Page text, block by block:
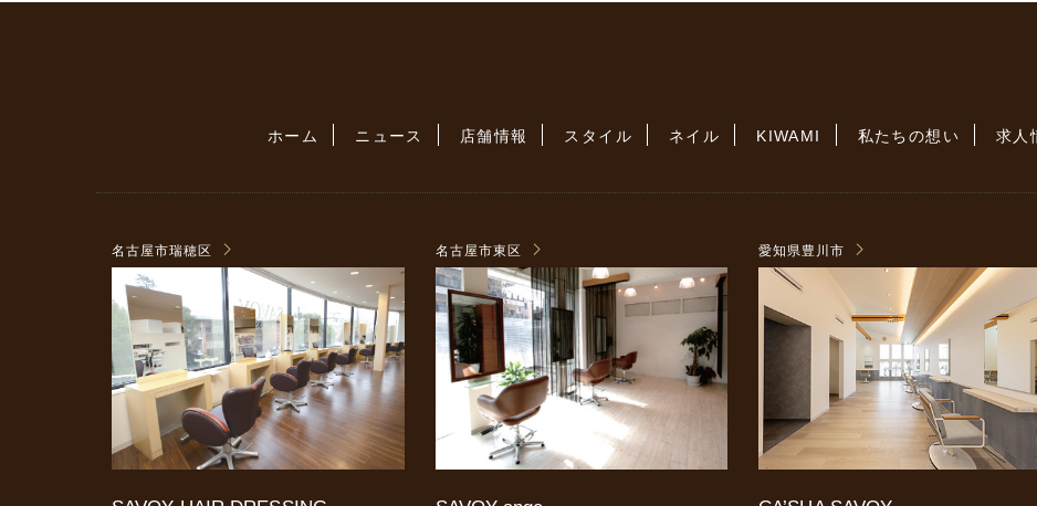
ホーム ニュース 店舗情報 スタイル ネイル KIWAMI 私たちの想い 求人
名古屋市瑞穂区 名古屋市東区 愛知県豊川市